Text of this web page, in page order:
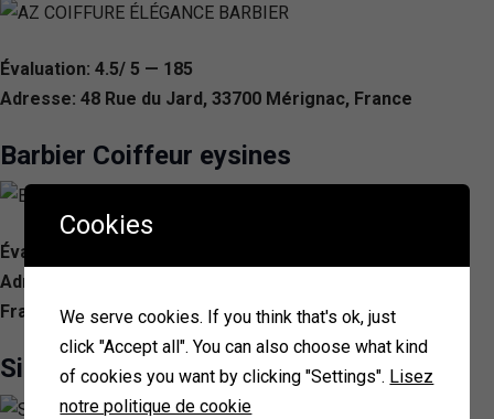
Évaluation: 4.5/ 5 — 185
Adresse: 48 Rue du Jard, 33700 Mérignac, France
Barbier Coiffeur eysines
Évaluation: 4.6/ 5 — 177
Adresse: 117 Avenue de St Médard 115, 33320 Eysines,
France
Signature capeyron
Cookies
We serve cookies. If you think that's ok, just
click "Accept all". You can also choose what kind
of cookies you want by clicking "Settings". Lisez
notre politique de cookie